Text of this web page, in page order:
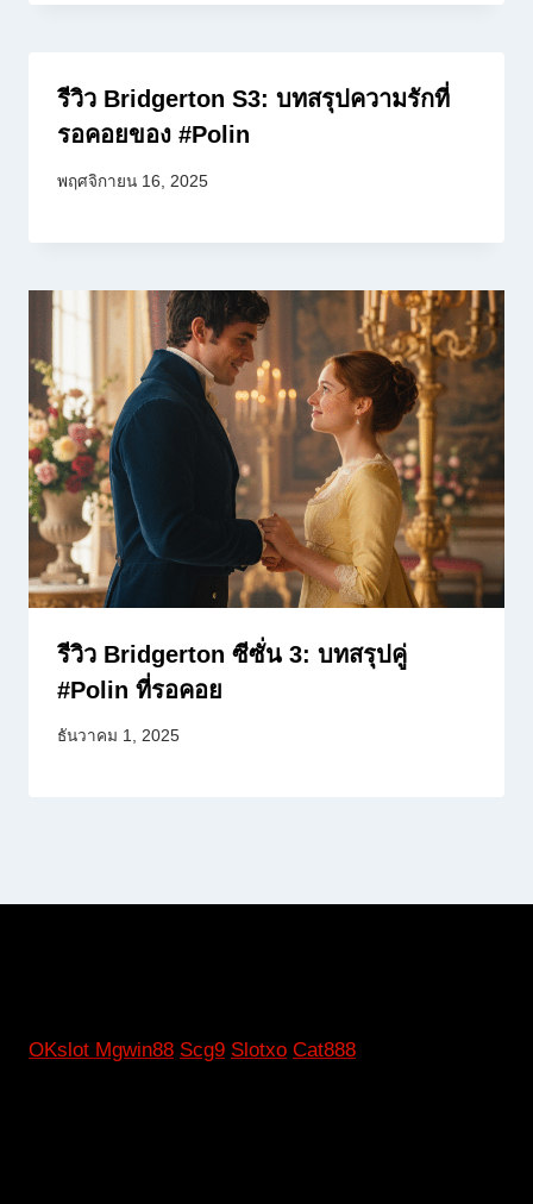
รีวิว Bridgerton S3: บทสรุปความรักที่
รอคอยของ #Polin
พฤศจิกายน 16, 2025
รีวิว Bridgerton ซีซั่น 3: บทสรุปคู่
#Polin ที่รอคอย
ธันวาคม 1, 2025
OKslot Mgwin88 Scg9 Slotxo Cat888